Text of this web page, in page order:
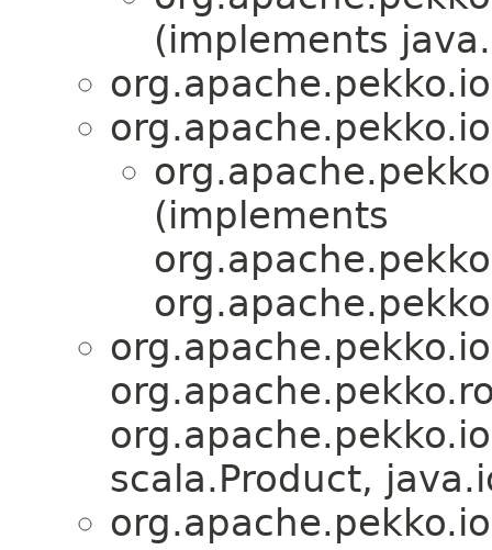
(implements
(implements
scala.Product,